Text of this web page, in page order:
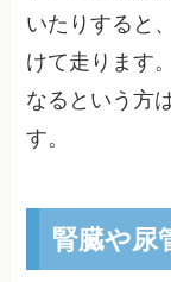
いたりすると
けて走ります
なるという方
す。
腎臓や尿